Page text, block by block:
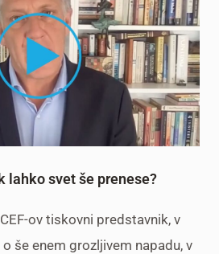
lahko svet še prenese?
ov tiskovni predstavnik, v
še enem grozljivem napadu, v